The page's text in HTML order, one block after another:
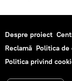
Despre proiect
Reclamă Politica
Politica privind